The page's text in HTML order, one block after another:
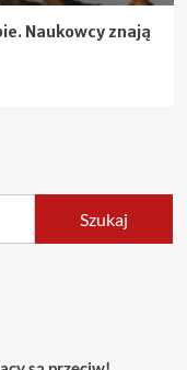
Naukowcy znają
Szukaj